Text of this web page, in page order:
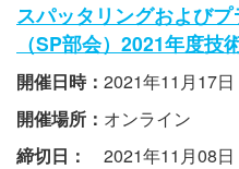
スパッタリングおよび
（SP部会）2021年度技
開催日時： 2021年11月17
開催場所： オンライン
締切日：
2021年11月08日